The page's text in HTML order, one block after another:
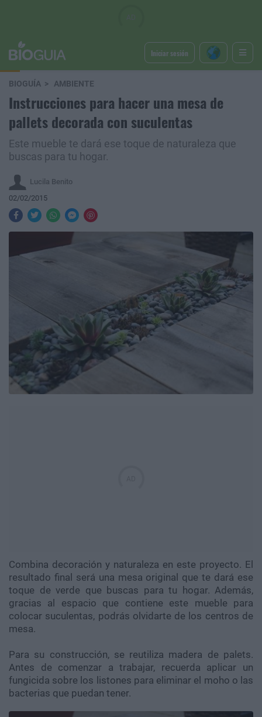
Iniciar sesión
BIOGUÍA AMBIENTE
Instrucciones para hacer una mesa de
pallets decorada con suculentas
Este mueble te dará ese toque de naturaleza que
buscas para tu hogar.
Lucila Benito
02/02/2015
Combina decoración y naturaleza en este proyecto. El
resultado final será una mesa original que te dará ese
toque de verde que buscas para tu hogar. Además,
gracias al espacio que contiene este mueble para
colocar suculentas, podrás olvidarte de los centros de
mesa.
Para su construcción, se reutiliza madera de palets.
Antes de comenzar a trabajar, recuerda aplicar un
fungicida sobre los listones para eliminar el moho o las
bacterias que puedan tener.